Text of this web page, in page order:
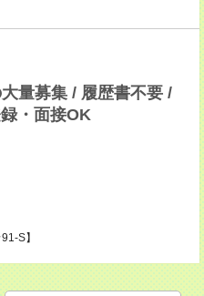
量募集 / 履歴書不要 /
・面接OK
S】